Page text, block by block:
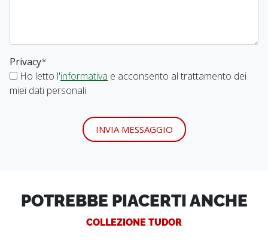
Privacy*
Ho letto l'informativa e acconsento al trattamento dei
miei dati personali
INVIA MESSAGGIO
POTREBBE PIACERTI ANCHE
COLLEZIONE TUDOR